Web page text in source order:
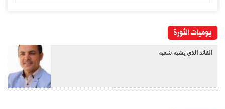
يوميات الثورة
القائد الذي يشبه شعبه